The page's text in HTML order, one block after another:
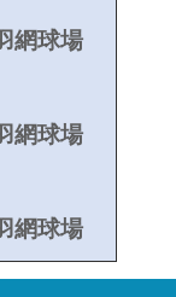
網球場
網球場
網球場